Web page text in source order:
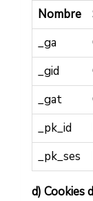
Nombre
_ga
_gid
_gat
_pk_id
_pk_ses
d) Cookies